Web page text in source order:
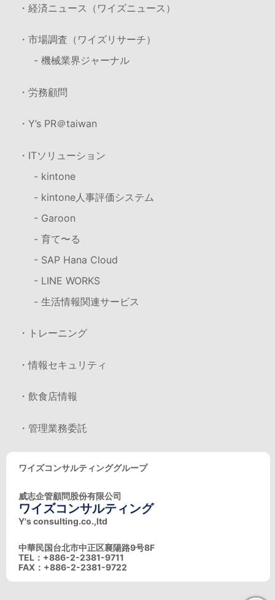
・経済ニュース（ワイズニュース）
・市場調査（ワイズリサーチ）
- 機械業界ジャーナル
・労務顧問
・Y’s PR＠taiwan
・ITソリューション
- kintone
- kintone人事評価システム
- Garoon
- 育て〜る
- SAP Hana Cloud
- LINE WORKS
- 生活情報関連サービス
・トレーニング
・情報セキュリティ
・飲食店情報
・管理業務委託
ワイズコンサルティンググループ
威志企管顧問股份有限公司
ワイズコンサルティング
Y's consulting.co.,ltd
中華民国台北市中正区襄陽路9号8F
TEL：+886-2-2381-9711
FAX：+886-2-2381-9722